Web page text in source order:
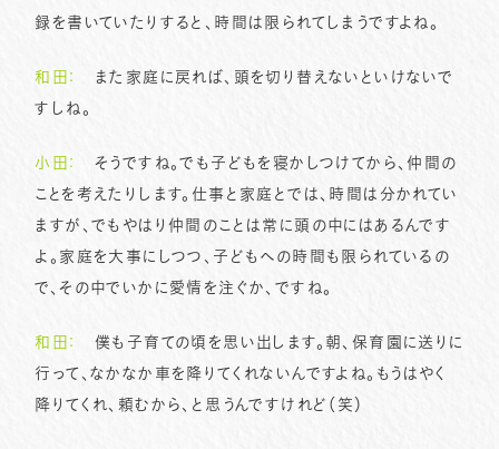
録を書いていたりすると、時間は限られてしまうですよね。
和田：
また家庭に戻れば、頭を切り替えないといけないで
すしね。
小田： そうですね。でも子どもを寝かしつけてから、仲間の
ことを考えたりします。仕事と家庭とでは、時間は分かれてい
ますが、でもやはり仲間のことは常に頭の中にはあるんです
よ。家庭を大事にしつつ、子どもへの時間も限られているの
で、その中でいかに愛情を注ぐか、ですね。
和田：
僕も子育ての頃を思い出します。朝、保育園に送りに
行って、なかなか車を降りてくれないんですよね。もうはやく
降りてくれ、頼むから、と思うんですけれど（笑）